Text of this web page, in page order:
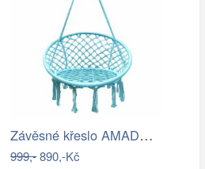
Závěsné křeslo AMADO 2 NEW Tempo Kondela
999,-890,-Kč